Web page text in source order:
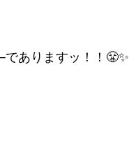
ありますッ！！😤✨